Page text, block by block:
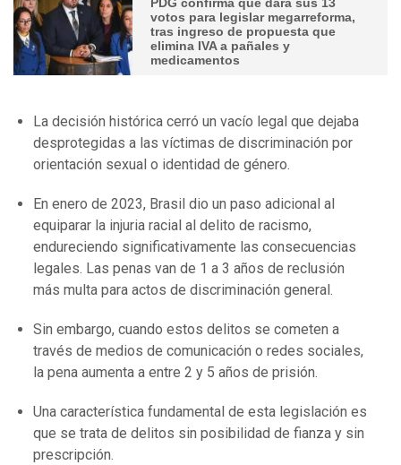
votos para legislar megarreforma,
tras ingreso de propuesta que
elimina IVA a pañales y
medicamentos
La decisión histórica cerró un vacío legal que dejaba
desprotegidas a las víctimas de discriminación por
orientación sexual o identidad de género.
En enero de 2023, Brasil dio un paso adicional al
equiparar la injuria racial al delito de racismo,
endureciendo significativamente las consecuencias
legales. Las penas van de 1 a 3 años de reclusión
más multa para actos de discriminación general.
Sin embargo, cuando estos delitos se cometen a
través de medios de comunicación o redes sociales,
la pena aumenta a entre 2 y 5 años de prisión.
Una característica fundamental de esta legislación es
que se trata de delitos sin posibilidad de fianza y sin
prescripción.